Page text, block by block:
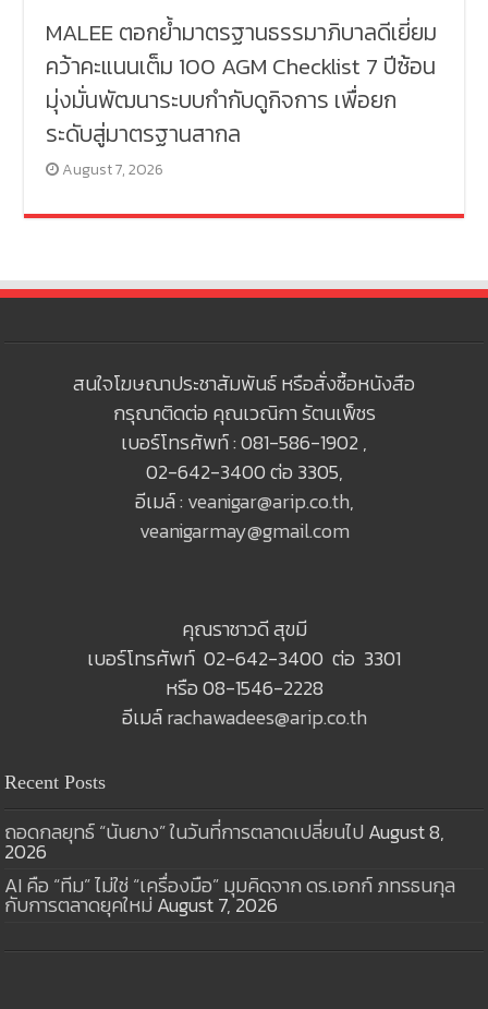
MALEE ตอกย้ำมาตรฐานธรรมาภิบาลดีเยี่ยม
คว้าคะแนนเต็ม 100 AGM Checklist 7 ปีซ้อน
มุ่งมั่นพัฒนาระบบกำกับดูกิจการ เพื่อยก
ระดับสู่มาตรฐานสากล
August 7, 2026
สนใจโฆษณาประชาสัมพันธ์ หรือสั่งซื้อหนังสือ
กรุณาติดต่อ คุณเวณิกา รัตนเพ็ชร
เบอร์โทรศัพท์ : 081-586-1902 ,
02-642-3400 ต่อ 3305,
อีเมล์ : veanigar@arip.co.th,
veanigarmay@gmail.com
คุณราชาวดี สุขมี
เบอร์โทรศัพท์ 02-642-3400 ต่อ 3301
หรือ 08-1546-2228
อีเมล์rachawadees@arip.co.th
Recent Posts
ถอดกลยุทธ์ “นันยาง” ในวันที่การตลาดเปลี่ยนไป August 8,
2026
AI คือ “ทีม” ไม่ใช่ “เครื่องมือ” มุมคิดจาก ดร.เอกก์ ภทรธนกุล
กับการตลาดยุคใหม่ August 7, 2026